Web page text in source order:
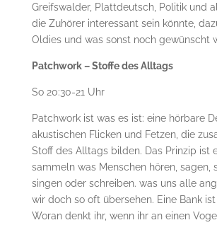
Greifswalder, Plattdeutsch, Politik und
die Zuhörer interessant sein könnte,
Oldies und was sonst noch gewünscht
Patchwork – Stoffe des Alltags
So 20:30-21 Uhr
Patchwork ist was es ist: eine hörbare
akustischen Flicken und Fetzen, die
Stoff des Alltags bilden. Das Prinzip ist
sammeln was Menschen hören, sagen,
singen oder schreiben. was uns alle
wir doch so oft übersehen. Eine Bank ist
Woran denkt ihr, wenn ihr an einen